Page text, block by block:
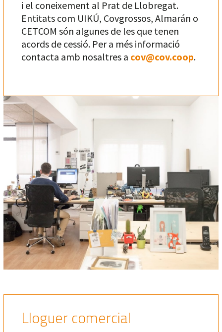
i el coneixement al Prat de Llobregat.
Entitats com UIKÚ, Covgrossos, Almarán o
CETCOM són algunes de les que tenen
acords de cessió. Per a més informació
contacta amb nosaltres a cov@cov.coop.
Lloguer comercial